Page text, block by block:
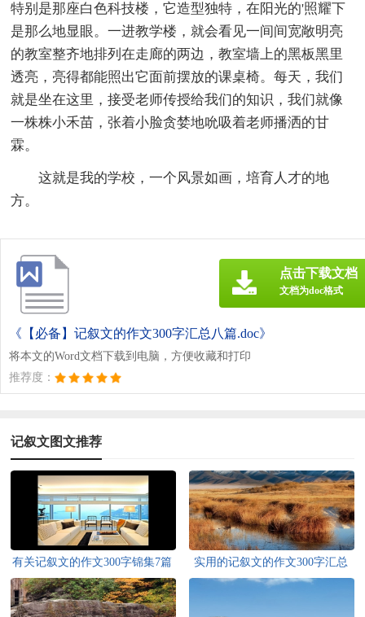
特别是那座白色科技楼，它造型独特，在阳光的'照耀下
是那么地显眼。一进教学楼，就会看见一间间宽敞明亮
的教室整齐地排列在走廊的两边，教室墙上的黑板黑里
透亮，亮得都能照出它面前摆放的课桌椅。每天，我们
就是坐在这里，接受老师传授给我们的知识，我们就像
一株株小禾苗，张着小脸贪婪地吮吸着老师播洒的甘
霖。
这就是我的学校，一个风景如画，培育人才的地
方。
《【必备】记叙文的作文300字汇总八篇.doc》
将本文的Word文档下载到电脑，方便收藏和打印
推荐度：
点击下载文档
文档为doc格式
记叙文图文推荐
有关记叙文的作文300字锦集7篇
实用的记叙文的作文300字汇总
八篇